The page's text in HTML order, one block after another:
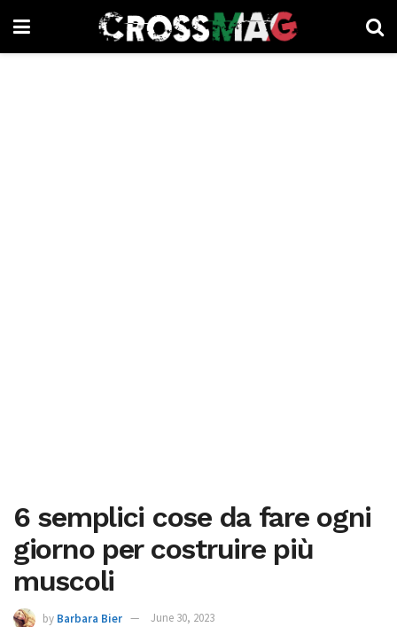
6 semplici cose da fare ogni
giorno per costruire più
muscoli
by Barbara Bier June 30, 2023